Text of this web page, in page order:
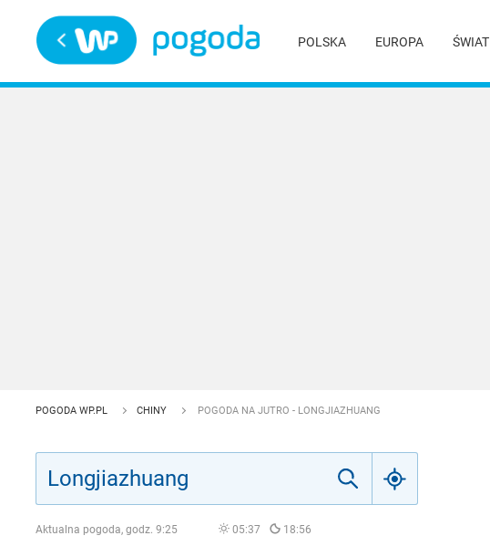
POLSKA EUROPA ŚWIAT
POGODA WP.PL CHINY POGODA NA JUTRO - LONGJIAZHUANG
Aktualna pogoda, godz. 9:25 05:37 18:56